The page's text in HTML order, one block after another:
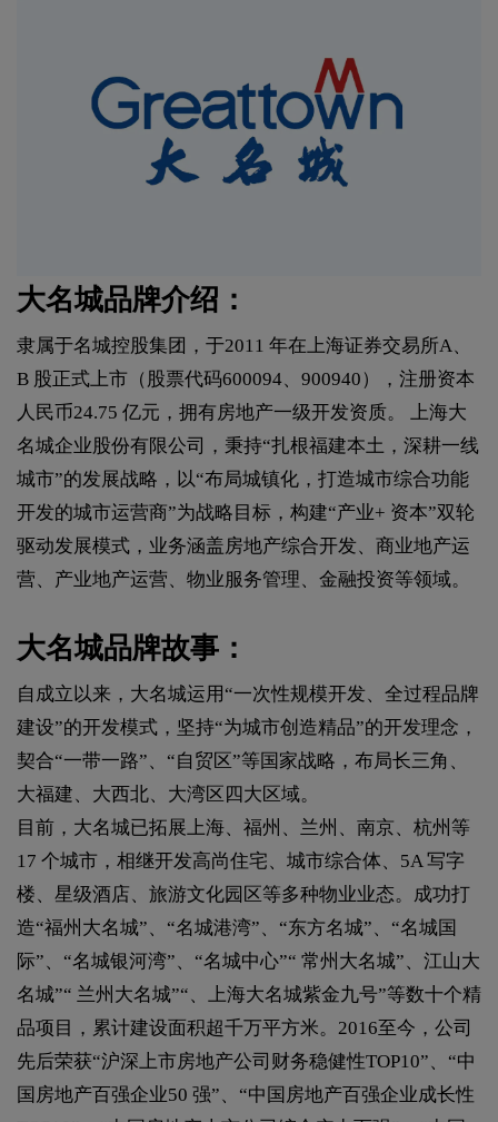
大名城品牌介绍：
隶属于名城控股集团，于2011 年在上海证券交易所A、
B 股正式上市（股票代码600094、900940），注册资本
人民币24.75 亿元，拥有房地产一级开发资质。 上海大
名城企业股份有限公司，秉持“扎根福建本土，深耕一线
城市”的发展战略，以“布局城镇化，打造城市综合功能
开发的城市运营商”为战略目标，构建“产业+ 资本”双轮
驱动发展模式，业务涵盖房地产综合开发、商业地产运
营、产业地产运营、物业服务管理、金融投资等领域。
大名城品牌故事：
自成立以来，大名城运用“一次性规模开发、全过程品牌
建设”的开发模式，坚持“为城市创造精品”的开发理念，
契合“一带一路”、“自贸区”等国家战略，布局长三角、
大福建、大西北、大湾区四大区域。
目前，大名城已拓展上海、福州、兰州、南京、杭州等
17 个城市，相继开发高尚住宅、城市综合体、5A 写字
楼、星级酒店、旅游文化园区等多种物业业态。成功打
造“福州大名城”、“名城港湾”、“东方名城”、“名城国
际”、“名城银河湾”、“名城中心”“ 常州大名城”、江山大
名城”“ 兰州大名城”“、上海大名城紫金九号”等数十个精
品项目，累计建设面积超千万平方米。2016至今，公司
先后荣获“沪深上市房地产公司财务稳健性TOP10”、“中
国房地产百强企业50 强”、“中国房地产百强企业成长性